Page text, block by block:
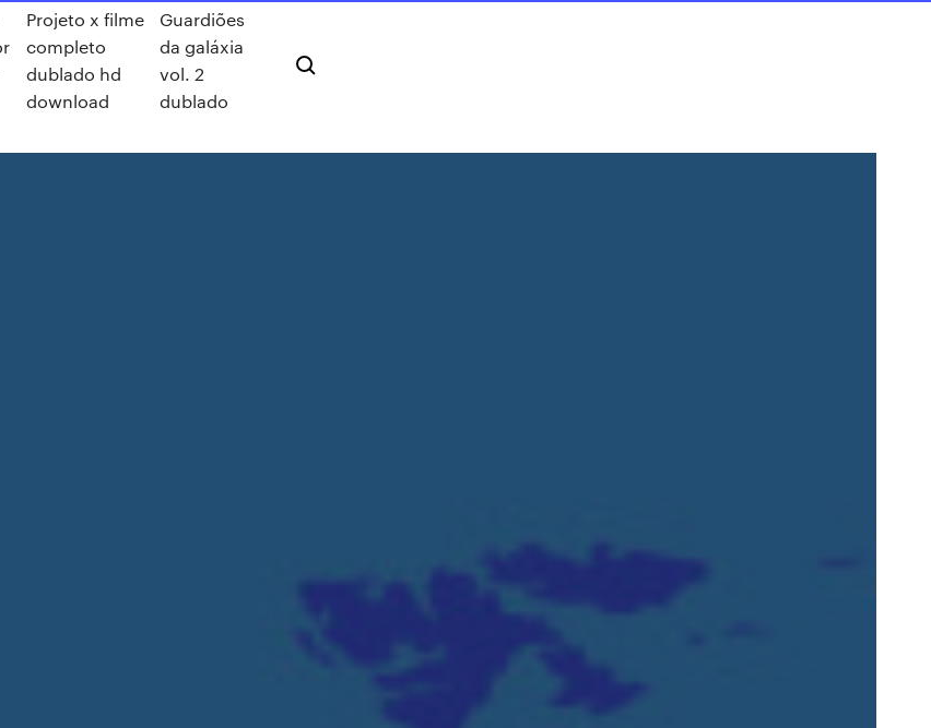
Projeto x filme
completo
dublado hd
download
Guardiões
da galáxia
vol. 2
dublado